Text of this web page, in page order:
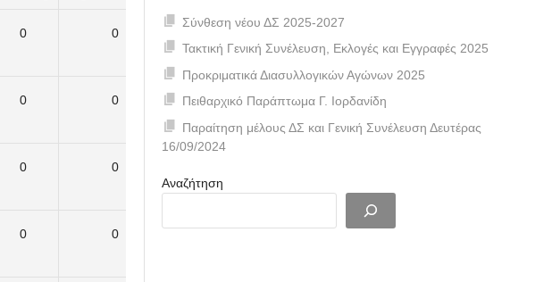
0 0
0 0
0 0
0 0
Σύνθεση νέου ΔΣ 2025-2027
Τακτική Γενική Συνέλευση, Εκλογές και Εγγραφές 2025
Προκριματικά Διασυλλογικών Αγώνων 2025
Πειθαρχικό Παράπτωμα Γ. Ιορδανίδη
Παραίτηση μέλους ΔΣ και Γενική Συνέλευση Δευτέρας
16/09/2024
Αναζήτηση